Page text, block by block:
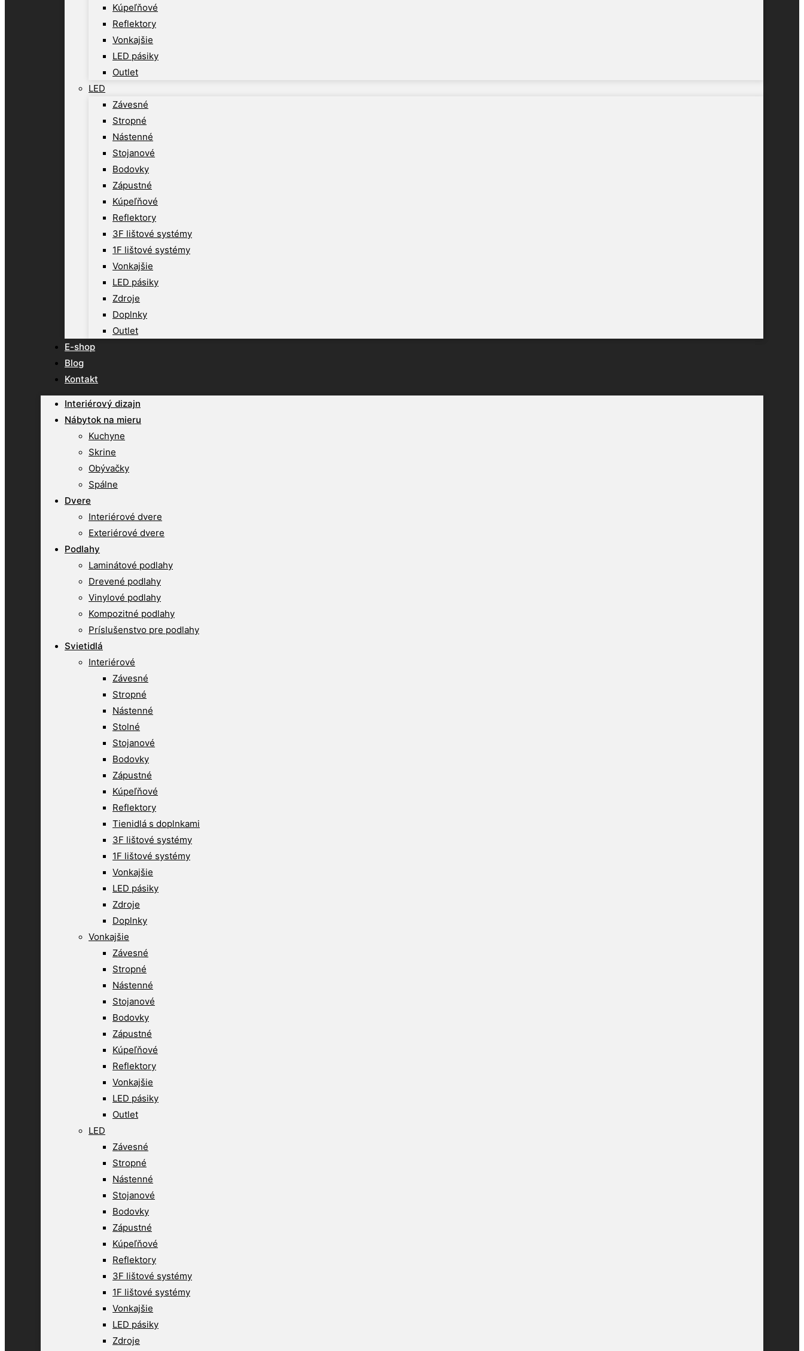
Kúpeľňové
Reflektory
Vonkajšie
LED pásiky
Outlet
LED
Závesné
Stropné
Nástenné
Stojanové
Bodovky
Zápustné
Kúpeľňové
Reflektory
3F lištové systémy
1F lištové systémy
Vonkajšie
LED pásiky
Zdroje
Doplnky
Outlet
E-shop
Blog
Kontakt
Interiérový dizajn
Nábytok na mieru
Kuchyne
Skrine
Obývačky
Spálne
Dvere
Interiérové dvere
Exteriérové dvere
Podlahy
Laminátové podlahy
Drevené podlahy
Vinylové podlahy
Kompozitné podlahy
Príslušenstvo pre podlahy
Svietidlá
Interiérové
Závesné
Stropné
Nástenné
Stolné
Stojanové
Bodovky
Zápustné
Kúpeľňové
Reflektory
Tienidlá s doplnkami
3F lištové systémy
1F lištové systémy
Vonkajšie
LED pásiky
Zdroje
Doplnky
Vonkajšie
Závesné
Stropné
Nástenné
Stojanové
Bodovky
Zápustné
Kúpeľňové
Reflektory
Vonkajšie
LED pásiky
Outlet
LED
Závesné
Stropné
Nástenné
Stojanové
Bodovky
Zápustné
Kúpeľňové
Reflektory
3F lištové systémy
1F lištové systémy
Vonkajšie
LED pásiky
Zdroje